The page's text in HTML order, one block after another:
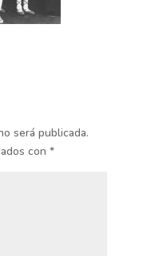
será publicada.
con *